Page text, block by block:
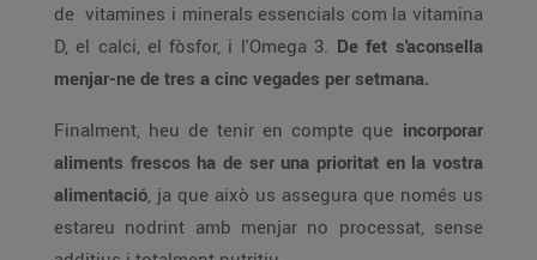
de vitamines i minerals essencials com la vitamina
D, el calci, el fòsfor, i l'Omega 3. De fet s'aconsella
menjar-ne de tres a cinc vegades per setmana.
Finalment, heu de tenir en compte que incorporar
aliments frescos ha de ser una prioritat en la vostra
alimentació, ja que això us assegura que només us
estareu nodrint amb menjar no processat, sense